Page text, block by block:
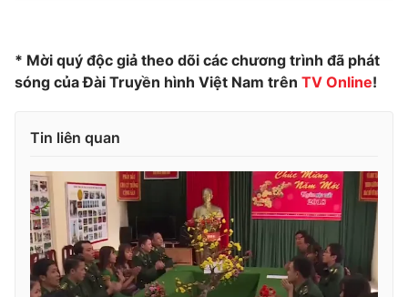
Theo dõi báo trên
Cơ quan báo chí:
Giấy phép hoạt động báo in và báo điện tử số 483/GP-BTTTT
cấp ngày 29/12/2023
Tổng Biên tập:Vũ Thanh Thủy
Phó Tổng Biên tập: Nguyễn Thị Mỹ Hạnh, Phạm Quốc Thắng,
Nguyễn Trọng Ninh
Tổng đài VTV:024.38 355 931 - 024.38 355 932
* Mời quý độc giả theo dõi các chương trình đã phát
sóng của Đài Truyền hình Việt Nam trên TV Online!
Tin liên quan